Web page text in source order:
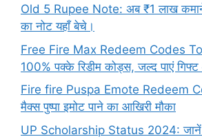
Old 5 Rupee Note: अब ₹1 लाख
का नोट यहाँ बेचे।
Free Fire Max Redeem Codes
100% पक्के रिडीम कोड्स, जल्द पाएं
Fire fire Puspa Emote Redeem
मैक्स पुष्पा इमोट पाने का आखिरी मौका
UP Scholarship Status 2024: